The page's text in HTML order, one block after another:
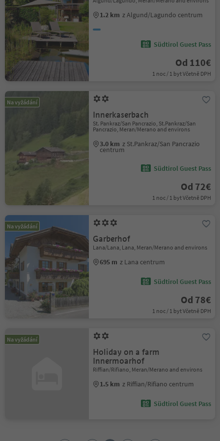
1.2 km z Algund/Lagundo centrum
Südtirol Guest Pass
Od 110€
1 noc / 1 byt Včetně DPH
Na vyžádání
Innerkaserbach
St. Pankraz/San Pancrazio, St.Pankraz/San
Pancrazio, Meran/Merano and environs
3.0 km z St.Pankraz/San Pancrazio
centrum
Südtirol Guest Pass
Od 72€
1 noc / 1 byt Včetně DPH
Na vyžádání
Garberhof
Lana/Lana, Lana, Meran/Merano and environs
695 m z Lana centrum
Südtirol Guest Pass
Od 78€
1 noc / 1 byt Včetně DPH
Na vyžádání
Holiday on a farm
Innermoarhof
Riffian/Rifiano, Meran/Merano and environs
1.5 km z Riffian/Rifiano centrum
Südtirol Guest Pass